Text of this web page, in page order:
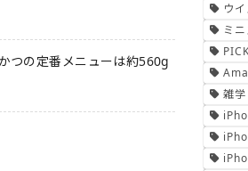
つの定番メニューは約560g
ウ
ミ
雑学